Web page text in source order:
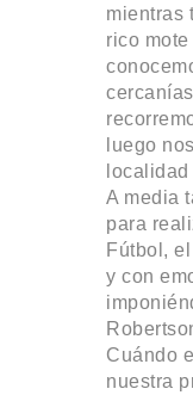
mientras
rico
luego
A media
para
Fútbol,
y con
Cuándo
nuestra